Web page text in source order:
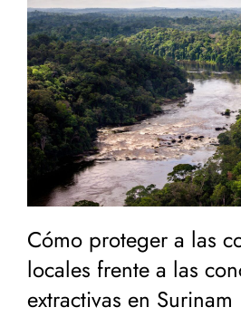
Cómo proteger a las
locales frente a las
extractivas en Surinam